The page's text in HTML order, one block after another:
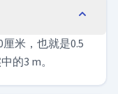
米，也就是0.5
的3 m。